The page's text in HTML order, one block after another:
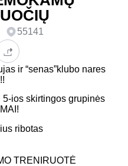
55141
ir “senas”klubo nares
ios skirtingos grupinės
ribotas
TRENIRUOTĖ